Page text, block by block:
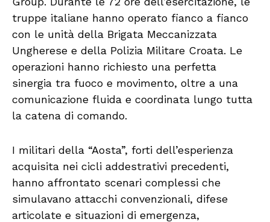
truppe italiane hanno operato fianco a fianco
con le unità della Brigata Meccanizzata
Ungherese e della Polizia Militare Croata. Le
operazioni hanno richiesto una perfetta
sinergia tra fuoco e movimento, oltre a una
comunicazione fluida e coordinata lungo tutta
la catena di comando.
I militari della “Aosta”, forti dell’esperienza
acquisita nei cicli addestrativi precedenti,
hanno affrontato scenari complessi che
simulavano attacchi convenzionali, difese
articolate e situazioni di emergenza,